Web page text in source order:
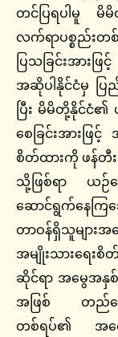
တင်ပြရပါမူ မိ
လက်ရာပစ္စည်းတ
ပြသခြင်းအား
အဆိုပါနိုင်ငံမှ ပြ
ပြီး မိမိတို့နိုင်ငံ၏
စေခြင်းအားဖြ
စိတ်ထားကို ဖန်တီ
သို့ဖြစ်ရာ ယဉ်က
ဆောင်ရွက်နေ
တာဝန်ရှိသူမျာ
အမျိုးသားရေ
ဆိုင်ရာ အမွေအနှစ်
အဖြစ် တည်ဆ
တစ်ရပ်၏ အတွေ